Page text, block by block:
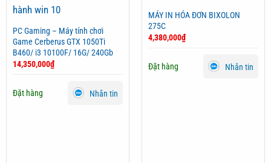
PC Gaming – Máy tính chơi
Game Cerberus GTX 1050Ti
B460/ i3 10100F/ 16G/ 240Gb
14,350,000₫
Đặt hàng Nhắn tin
MÁY IN HÓA ĐƠN BIXOLON
275C
4,380,000₫
Đặt hàng Nhắn tin